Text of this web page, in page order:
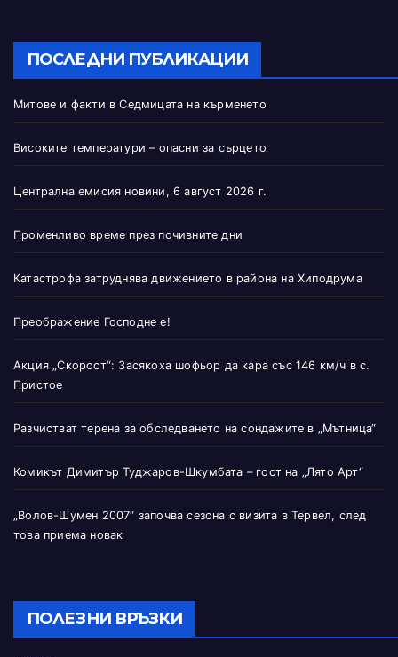
ПОСЛЕДНИ ПУБЛИКАЦИИ
Митове и факти в Седмицата на кърменето
Високите температури – опасни за сърцето
Централна емисия новини, 6 август 2026 г.
Променливо време през почивните дни
Катастрофа затруднява движението в района на Хиподрума
Преображение Господне е!
Акция „Скорост“: Засякоха шофьор да кара със 146 км/ч в с.
Пристое
Разчистват терена за обследването на сондажите в „Мътница“
Комикът Димитър Туджаров-Шкумбата – гост на „Лято Арт“
„Волов-Шумен 2007“ започва сезона с визита в Тервел, след
това приема новак
ПОЛЕЗНИ ВРЪЗКИ